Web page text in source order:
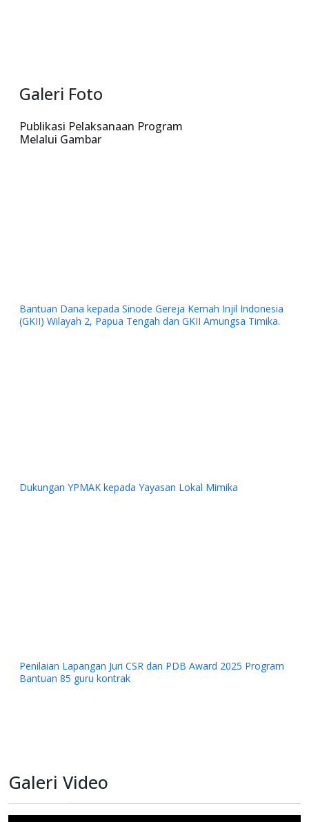
Galeri Foto
Publikasi Pelaksanaan Program
Melalui Gambar
Bantuan Dana kepada Sinode Gereja Kemah Injil Indonesia
(GKII) Wilayah 2, Papua Tengah dan GKII Amungsa Timika.
Dukungan YPMAK kepada Yayasan Lokal Mimika
Penilaian Lapangan Juri CSR dan PDB Award 2025 Program
Bantuan 85 guru kontrak
Galeri Video